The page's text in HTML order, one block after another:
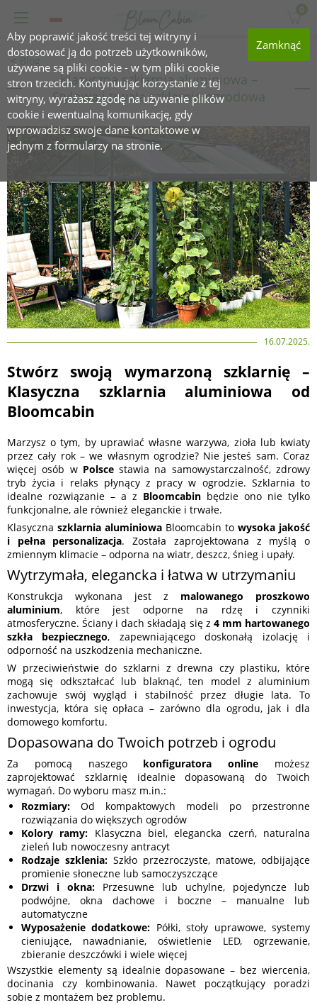
Aby poprawić jakość treści tej witryny i
dostosować ją do potrzeb użytkowników,
używane są pliki cookie - w tym pliki cookie
stron trzecich. Kontynuując korzystanie z tej
witryny, wyrażasz zgodę na używanie plików
cookie i ewentualną komunikację, gdy
wprowadzisz swoje dane kontaktowe w
jednym z formularzy na stronie.
Zamknąć
0
Blog
Klasyczna szklarnia aluminiowa –
Stylowa i trwała szklarnia ogrodowa
16.07.2025.
Stwórz swoją wymarzoną szklarnię –
Klasyczna szklarnia aluminiowa od
Bloomcabin
Marzysz o tym, by uprawiać własne warzywa, zioła lub kwiaty
przez cały rok – we własnym ogrodzie? Nie jesteś sam. Coraz
więcej osób w Polscestawia na samowystarczalność, zdrowy
tryb życia i relaks płynący z pracy w ogrodzie. Szklarnia to
idealne rozwiązanie – a z Bloomcabin będzie ono nie tylko
funkcjonalne, ale również eleganckie i trwałe.
Klasyczna szklarnia aluminiowa Bloomcabin to wysoka jakość
i pełna personalizacja. Została zaprojektowana z myślą o
zmiennym klimacie – odporna na wiatr, deszcz, śnieg i upały.
Wytrzymała, elegancka i łatwa w utrzymaniu
Konstrukcja wykonana jest z malowanego proszkowo
aluminium, które jest odporne na rdzę i czynniki
atmosferyczne. Ściany i dach składają się z 4 mm hartowanego
szkła bezpiecznego, zapewniającego doskonałą izolację i
odporność na uszkodzenia mechaniczne.
W przeciwieństwie do szklarni z drewna czy plastiku, które
mogą się odkształcać lub blaknąć, ten model z aluminium
zachowuje swój wygląd i stabilność przez długie lata. To
inwestycja, która się opłaca – zarówno dla ogrodu, jak i dla
domowego komfortu.
Dopasowana do Twoich potrzeb i ogrodu
Za pomocą naszego konfiguratora online możesz
zaprojektować szklarnię idealnie dopasowaną do Twoich
wymagań. Do wyboru masz m.in.:
Rozmiary: Od kompaktowych modeli po przestronne
rozwiązania do większych ogrodów
Kolory ramy: Klasyczna biel, elegancka czerń, naturalna
zieleń lub nowoczesny antracyt
Rodzaje szklenia: Szkło przezroczyste, matowe, odbijające
promienie słoneczne lub samoczyszczące
Drzwi i okna: Przesuwne lub uchylne, pojedyncze lub
podwójne, okna dachowe i boczne – manualne lub
automatyczne
Wyposażenie dodatkowe: Półki, stoły uprawowe, systemy
cieniujące, nawadnianie, oświetlenie LED, ogrzewanie,
zbieranie deszczówki i wiele więcej
Wszystkie elementy są idealnie dopasowane – bez wiercenia,
docinania czy kombinowania. Nawet początkujący poradzi
sobie z montażem bez problemu.